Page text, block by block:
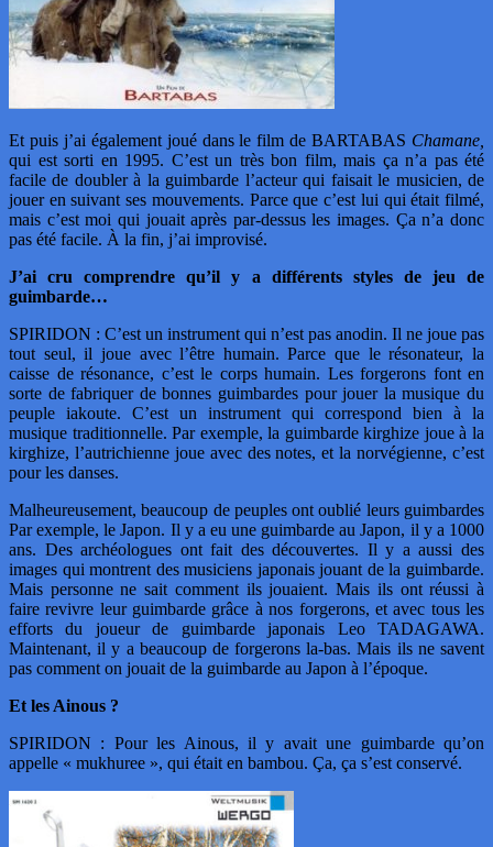
Et puis j’ai également joué dans le film de BARTABAS Chamane,
qui est sorti en 1995. C’est un très bon film, mais ça n’a pas été
facile de doubler à la guimbarde l’acteur qui faisait le musicien, de
jouer en suivant ses mouvements. Parce que c’est lui qui était filmé,
mais c’est moi qui jouait après par-dessus les images. Ça n’a donc
pas été facile. À la fin, j’ai improvisé.
J’ai cru comprendre qu’il y a différents styles de jeu de
guimbarde…
SPIRIDON : C’est un instrument qui n’est pas anodin. Il ne joue pas
tout seul, il joue avec l’être humain. Parce que le résonateur, la
caisse de résonance, c’est le corps humain. Les forgerons font en
sorte de fabriquer de bonnes guimbardes pour jouer la musique du
peuple iakoute. C’est un instrument qui correspond bien à la
musique traditionnelle. Par exemple, la guimbarde kirghize joue à la
kirghize, l’autrichienne joue avec des notes, et la norvégienne, c’est
pour les danses.
Malheureusement, beaucoup de peuples ont oublié leurs guimbardes
Par exemple, le Japon. Il y a eu une guimbarde au Japon, il y a 1000
ans. Des archéologues ont fait des découvertes. Il y a aussi des
images qui montrent des musiciens japonais jouant de la guimbarde.
Mais personne ne sait comment ils jouaient. Mais ils ont réussi à
faire revivre leur guimbarde grâce à nos forgerons, et avec tous les
efforts du joueur de guimbarde japonais Leo TADAGAWA.
Maintenant, il y a beaucoup de forgerons la-bas. Mais ils ne savent
pas comment on jouait de la guimbarde au Japon à l’époque.
Et les Ainous ?
SPIRIDON : Pour les Ainous, il y avait une guimbarde qu’on
appelle « mukhuree », qui était en bambou. Ça, ça s’est conservé.